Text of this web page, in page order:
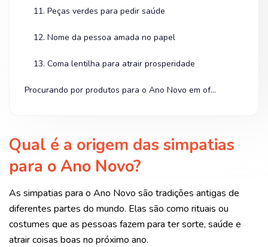
11. Peças verdes para pedir saúde
12. Nome da pessoa amada no papel
13. Coma lentilha para atrair prosperidade
Procurando por produtos para o Ano Novo em oferta? Olha na Shopee!
Qual é a origem das simpatias
para o Ano Novo?
As simpatias para o Ano Novo são tradições antigas de
diferentes partes do mundo. Elas são como rituais ou
costumes que as pessoas fazem para ter sorte, saúde e
atrair coisas boas no próximo ano.